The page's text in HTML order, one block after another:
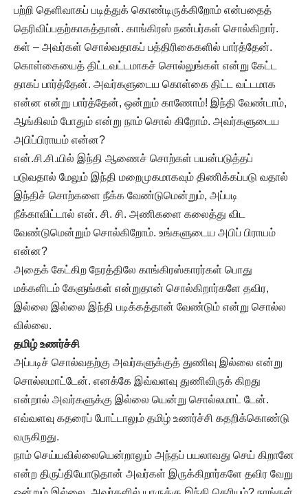
பற்றி தெளிவாகப் படித்துக் கொண்டிருக்கிறோம் என்பதைத்
தெரிவிப்பதற்காகத்தான். காங்கிரஸ் நண்பர்கள் சொல்கிறார்.
கள் – அவர்கள் சொல்வதாகப் பத்திரிகைகளில் பார்த்தேன்.
கொள்கையைத் திட்டவட்டமாகச் சொல்லுங்கள் என்று கேட்ட
தாகப் பார்த்தேன். அவர்களுடைய கொள்கை திட்ட வட்டமாக
என்ன என்று பார்த்தேன், ஒன்றும் காணோம்! இந்தி வேண்டாம்,
ஆங்கிலம் போதும் என்று நாம் சொல் கிறோம். அவர்களுடைய
அபிப்பிராயம் என்ன?
என்.சி.சி.யில் இந்தி ஆணைச் சொற்கள் பயன்படுத்தப்
படுவதால் மேலும் இந்தி மறைமுகமாகவும் திணிக்கப்படு வதால்
இந்திச் சொற்களை நீக்க வேண்டுமென்றும், அப்படி
நீக்காவிட்டால் என். சி. சி. அணிகளை கலைத்து விட
வேண்டுமென்றும் சொல்கிறோம். உங்களுடைய அபிப் பிராயம்
என்ன?
அதைக் கேட்கிற நேரத்திலே காங்கிரஸ்காரர்கள் பொது
மக்களிடம் கேளுங்கள் என்றுதான் சொல்கிறார்களே தவிர,
இல்லை இல்லை இந்தி படிக்கத்தான் வேண்டும் என்று சொல்ல
வில்லை.
தமிழ் உணர்ச்சி
அப்படிச் சொல்வதற்கு அவர்களுக்குத் துணிவு இல்லை என்று
சொல்லமாட்டேன். எனக்கே இவ்வளவு துணிவிருக் கிறது
என்றால் அவர்களுக்கு இல்லை யென்று சொல்லமாட் டேன்.
எவ்வளவு கதரைப் போட்டாலும் தமிழ் உணர்ச்சி கதறிக்கொண்டு
வருகிறது.
நாம் செய்யவில்லையென்றாலும் அந்தப் பயலாவது செய் கிறானே
என்ற திருப்தியோடுதான் அவர்கள் இருக்கிறார்களே தவிர வேறு